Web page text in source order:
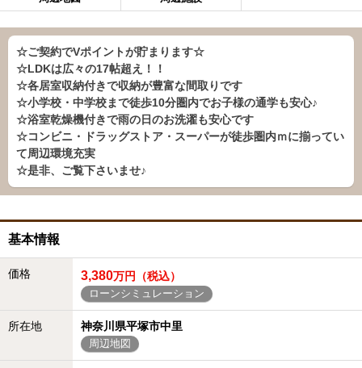
☆ご契約でVポイントが貯まります☆
☆LDKは広々の17帖超え！！
☆各居室収納付きで収納が豊富な間取りです
☆小学校・中学校まで徒歩10分圏内でお子様の通学も安心♪
☆浴室乾燥機付きで雨の日のお洗濯も安心です
☆コンビニ・ドラッグストア・スーパーが徒歩圏内ｍに揃ってい
て周辺環境充実
☆是非、ご覧下さいませ♪
基本情報
価格 3,380万円（税込）
ローンシミュレーション
所在地 神奈川県平塚市中里
周辺地図